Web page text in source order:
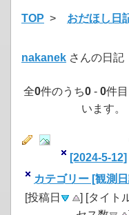
TOP > おだほし日
nakanek さんの日記
全0件のうち0 - 0件
います。
[2024-5-12]
カテゴリー [観測
[投稿日
] [タイト